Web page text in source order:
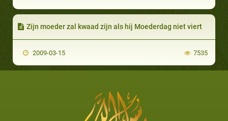
Zijn moeder zal kwaad zijn als hij Moederdag niet viert
2009-03-15 7535